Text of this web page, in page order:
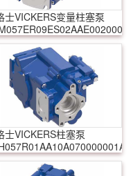
士VICKERS变量柱塞泵
士VICKERS柱塞泵